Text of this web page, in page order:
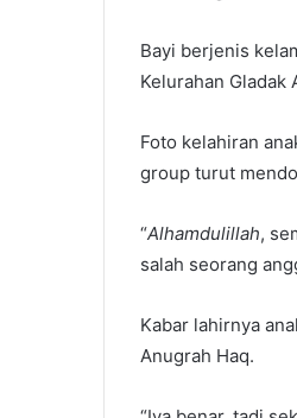
Bayi berjenis
Kelurahan Gladak
Foto kelahiran
group turut
“Alhamdulillah,
salah seorang
Kabar lahirnya
Anugrah Haq.